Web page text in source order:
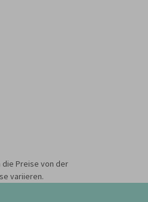
die Preise von der
variieren.